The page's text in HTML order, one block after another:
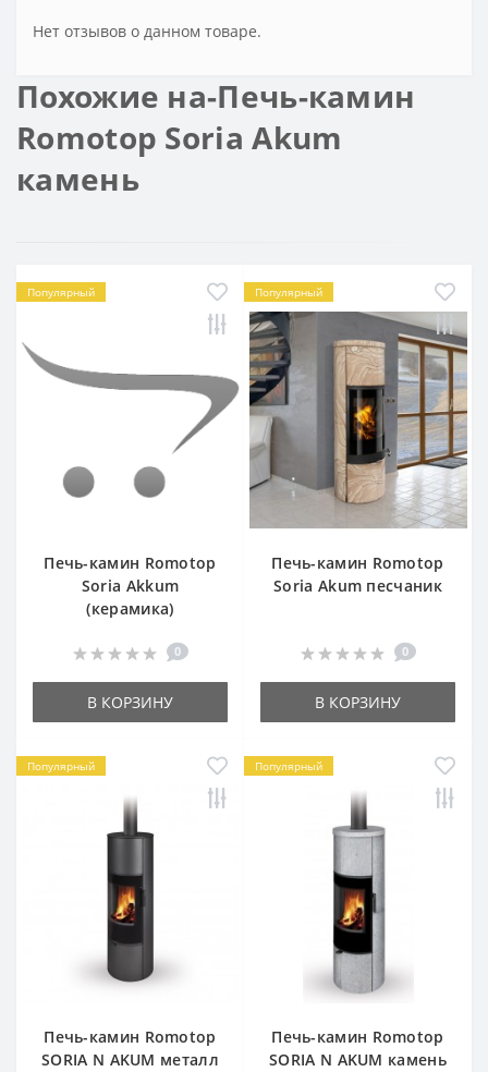
Нет отзывов о данном товаре.
Похожие на-Печь-камин
Romotop Soria Akum
камень
Популярный
Печь-камин Romotop
Soria Akkum
(керамика)
0
В КОРЗИНУ
Популярный
Печь-камин Romotop
Soria Akum песчаник
0
В КОРЗИНУ
Популярный
Печь-камин Romotop
SORIA N AKUM металл
Популярный
Печь-камин Romotop
SORIA N AKUM камень